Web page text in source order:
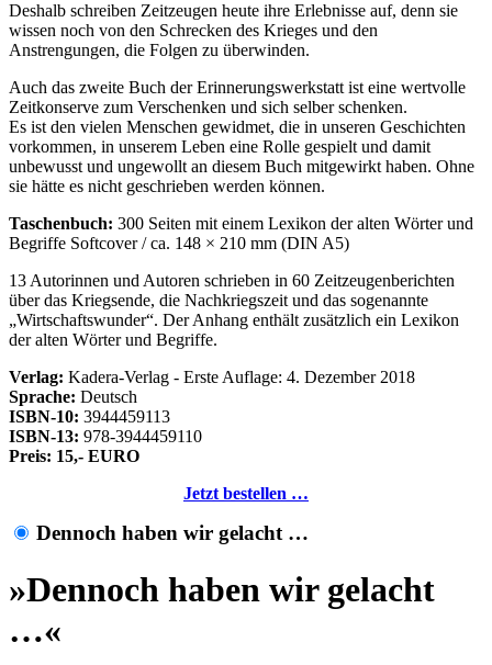
Deshalb schreiben Zeitzeugen heute ihre Erlebnisse auf, denn sie
wissen noch von den Schrecken des Krieges und den
Anstrengungen, die Folgen zu überwinden.
Auch das zweite Buch der Erinnerungswerkstatt ist eine wertvolle
Zeitkonserve zum Verschenken und sich selber schenken.
Es ist den vielen Menschen gewidmet, die in unseren Geschichten
vorkommen, in unserem Leben eine Rolle gespielt und damit
unbewusst und ungewollt an diesem Buch mitgewirkt haben. Ohne
sie hätte es nicht geschrieben werden können.
Taschenbuch: 300 Seiten mit einem Lexikon der alten Wörter und
Begriffe Softcover / ca. 148 × 210 mm (DIN A5)
13 Autorinnen und Autoren schrieben in 60 Zeitzeugenberichten
über das Kriegsende, die Nachkriegszeit und das sogenannte
Wirtschaftswunder . Der Anhang enthält zusätzlich ein Lexikon
der alten Wörter und Begriffe.
Verlag: Kadera-Verlag - Erste Auflage: 4. Dezember 2018
Sprache: Deutsch
ISBN-10: 3944459113
ISBN-13: 978-3944459110
Preis: 15,- EURO
Jetzt bestellen …
Dennoch haben wir gelacht …
»Dennoch haben wir gelacht
…«